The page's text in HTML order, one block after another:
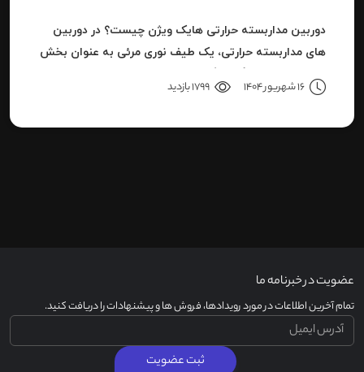
دوربین مداربسته حرارتی هایک ویژن چیست؟ در دوربین
های مداربسته حرارتی، یک طیف نوری مرئی به عنوان بخش
سری دوربین هاست.
16 شهریور 1404 1799 بازدید
عضویت در خبرنامه ما
تمام آخرین اطلاعات در مورد رویدادها، فروش ها و پیشنهادات را دریافت کنید.
ثبت عضویت